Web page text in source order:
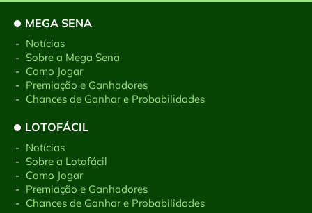
MEGA SENA
- Notícias
- Sobre a Mega Sena
- Como Jogar
- Premiação e Ganhadores
- Chances de Ganhar e Probabilidades
LOTOFÁCIL
- Notícias
- Sobre a Lotofácil
- Como Jogar
- Premiação e Ganhadores
- Chances de Ganhar e Probabilidades